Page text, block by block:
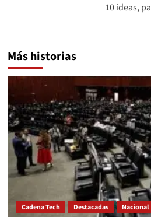
10 ideas,
Más historias
Cadena Tech Destacadas Nacional